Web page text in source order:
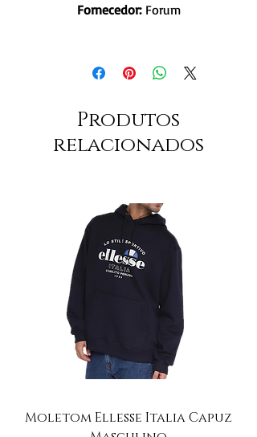
Fornecedor:Forum
Produtos
relacionados
Moletom Ellesse Italia Capuz